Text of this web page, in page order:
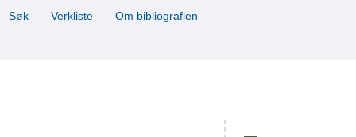
Søk Verkliste Om bibliografien